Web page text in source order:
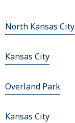
North Kansas City
Kansas City
Overland Park
Kansas City